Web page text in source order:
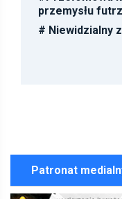
przemysłu
# Niewidzialny
Patronat